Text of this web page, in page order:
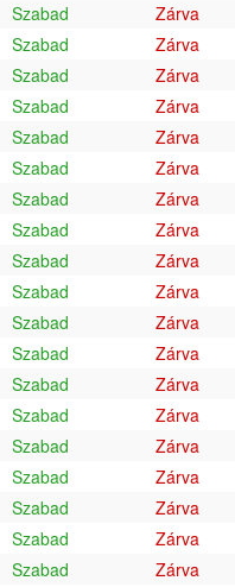
Szabad Zárva
Szabad Zárva
Szabad Zárva
Szabad Zárva
Szabad Zárva
Szabad Zárva
Szabad Zárva
Szabad Zárva
Szabad Zárva
Szabad Zárva
Szabad Zárva
Szabad Zárva
Szabad Zárva
Szabad Zárva
Szabad Zárva
Szabad Zárva
Szabad Zárva
Szabad Zárva
Szabad Zárva